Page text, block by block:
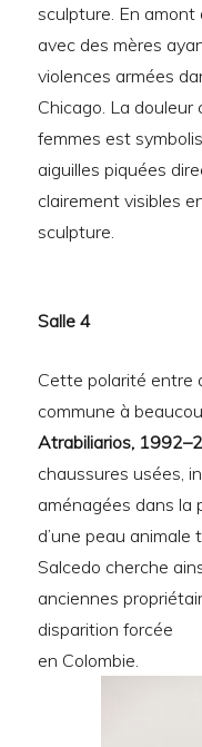
sculpture. En amont
avec des mères
violences armées
Chicago. La
femmes est
aiguilles piquées
clairement visibles
sculpture.
Salle 4
Cette polarité entre
commune à
Atrabiliarios,
chaussures usées,
aménagées dans la
d’une peau animale
Salcedo cherche
anciennes
disparition forcée
en Colombie.